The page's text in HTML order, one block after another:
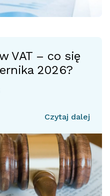
VAT – co się
2026?
Czytaj dalej